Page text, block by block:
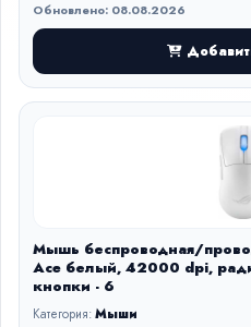
Обновлено: 08.08.2026
Мышь беспроводная/
Ace белый, 42000 dpi,
кнопки - 6
Категория:Мыши